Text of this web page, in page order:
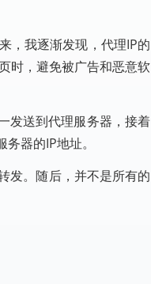
，我逐渐发现，代理IP的
时，避免被广告和恶意软
发送到代理服务器，接着
器的IP地址。
发。随后，并不是所有的